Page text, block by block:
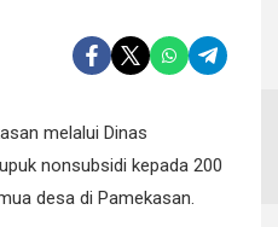
melalui Dinas
nonsubsidi kepada 200
desa di Pamekasan.